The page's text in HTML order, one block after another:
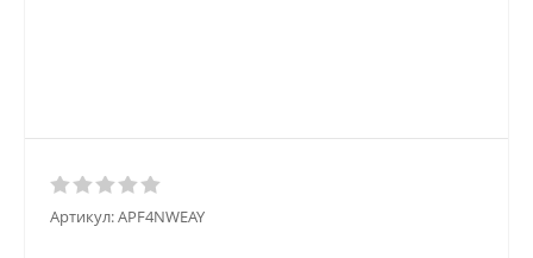
Артикул:APF4NWEAY